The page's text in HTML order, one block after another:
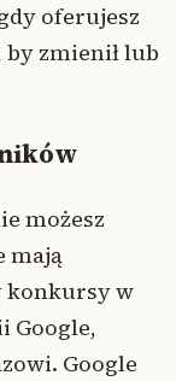
oferujesz
zmienił lub
możesz
mają
konkursy w
Google,
Google